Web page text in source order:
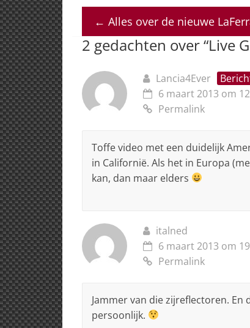
at
s
A
p
p
c
e
b
k
e
dI
n
re
a
d
s
ai
l
← Alles over de nieuwe
2 gedachten over “Live
Lancia4Ever
6 maart 2013 om
Permalink
Toffe video met een duidelijk
in Californië. Als het in Europa
kan, dan maar elders
italned
6 maart 2013 om
Permalink
Jammer van die zijreflectoren.
persoonlijk.